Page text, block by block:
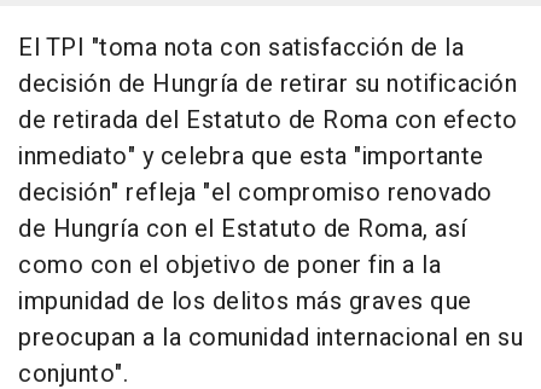
El TPI "toma nota con satisfacción de la
decisión de Hungría de retirar su notificación
de retirada del Estatuto de Roma con efecto
inmediato" y celebra que esta "importante
decisión" refleja "el compromiso renovado
de Hungría con el Estatuto de Roma, así
como con el objetivo de poner fin a la
impunidad de los delitos más graves que
preocupan a la comunidad internacional en su
conjunto".